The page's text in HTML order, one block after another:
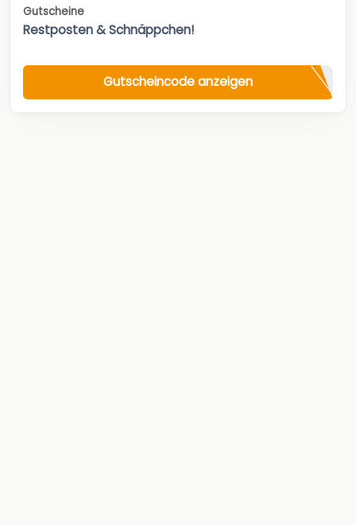
Gutscheine
Restposten & Schnäppchen!
Gutscheincode anzeigen